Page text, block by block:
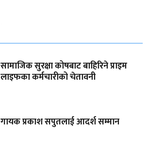
सामाजिक सुरक्षा कोषबाट बाहिरिने प्राइम
लाइफका कर्मचारीको चेतावनी
गायक प्रकाश सपुतलाई आदर्श सम्मान